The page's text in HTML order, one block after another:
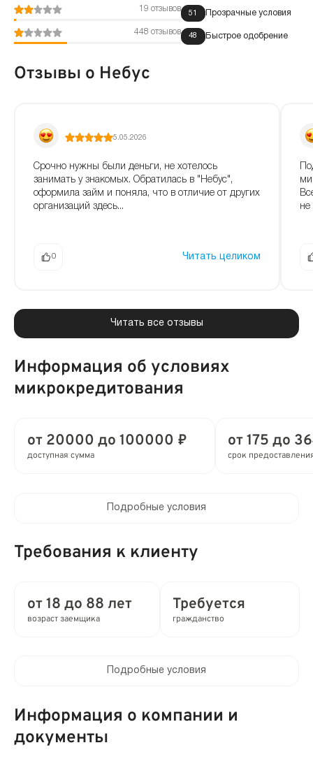
19 отзывов
448 отзывов
51 Прозрачные условия
48 Быстрое одобрение
Отзывы о Небус
5.05.2026
Срочно нужны были деньги, не хотелось
занимать у знакомых. Обратилась в "Небус",
оформила займ и поняла, что в отличие от других
организаций здесь...
0 Читать целиком
не
Читать все отзывы
Информация об условиях
микрокредитования
от 20000 до 100000 ₽
доступная сумма
от 175 до
срок
до 0.8%
Возможно без поручителей
Подробные условия
Требования к клиенту
от 18 до 88 лет
возраст заемщика
Требуется
гражданство
Нет
Мобильный телефон:
Подробные условия
Информация о компании и
документы